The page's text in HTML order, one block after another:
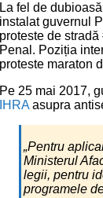
La fel de
instalat guvernul
proteste de stradă
Penal. Poziția
proteste maraton
Pe 25 mai 2017,
IHRAasupra
„Pentru
Ministerul
legii, pentru
programele